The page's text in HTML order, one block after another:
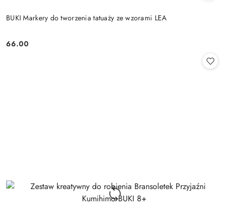
BUKI Markery do tworzenia tatuaży ze wzorami LEA
Cena:
66.00